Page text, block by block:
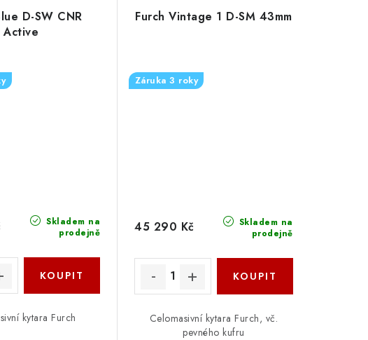
D-SW CNR
Active
Skladem na
prodejně
kytara Furch
Furch Vintage 1 D-SM 43mm
Záruka 3 roky
Skladem na
prodejně
45 290 Kč
Celomasivní kytara Furch, vč.
pevného kufru